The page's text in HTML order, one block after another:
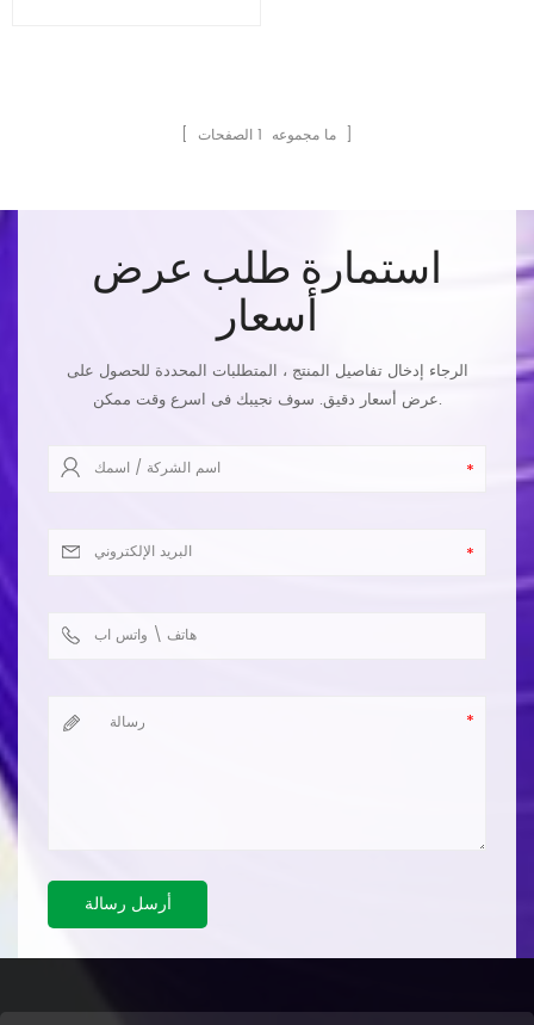
[ ما مجموعه 1 الصفحات ]
استمارة طلب عرض
أسعار
الرجاء إدخال تفاصيل المنتج ، المتطلبات المحددة للحصول على
عرض أسعار دقيق. سوف نجيبك فى اسرع وقت ممكن.
أرسل رسالة